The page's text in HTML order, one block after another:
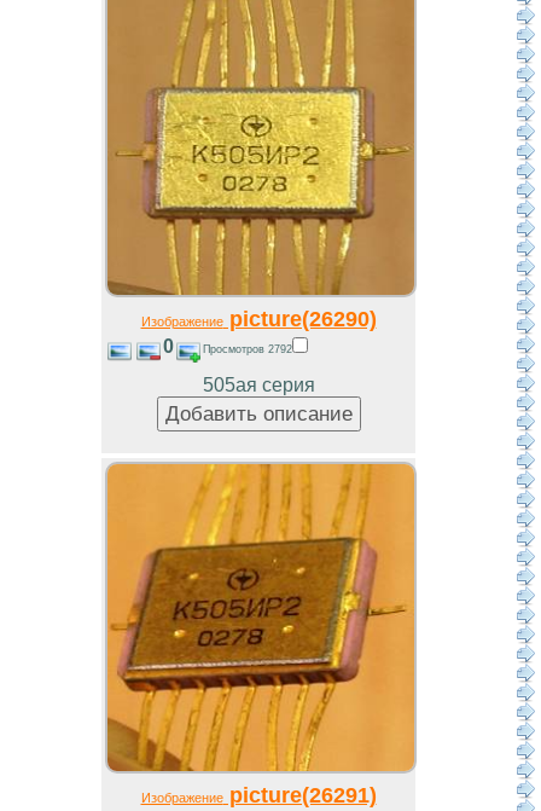
Изображениеpicture(26290)
0 Просмотров 2792
505ая серия
Изображениеpicture(26291)